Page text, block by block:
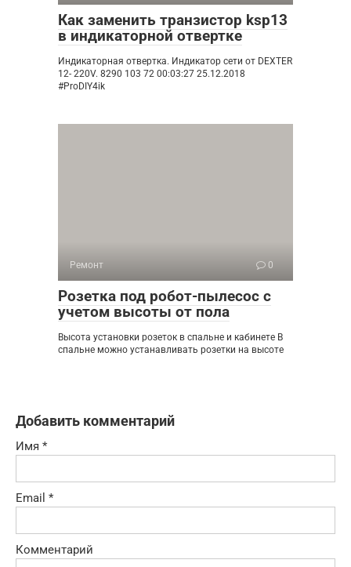
Как заменить транзистор ksp13
в индикаторной отвертке
Индикаторная отвертка. Индикатор сети от DEXTER
12- 220V. 8290 103 72 00:03:27 25.12.2018
#ProDIY4ik
Ремонт 0
Розетка под робот-пылесос с
учетом высоты от пола
Высота установки розеток в спальне и кабинете В
спальне можно устанавливать розетки на высоте
Добавить комментарий
Имя *
Email *
Комментарий